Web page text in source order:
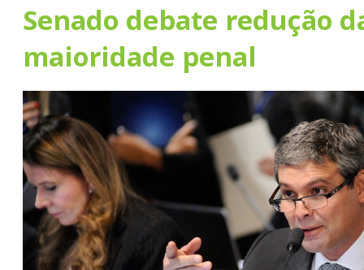
Senado debate redução
maioridade penal